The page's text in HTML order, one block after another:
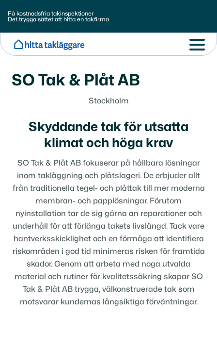
Få kostnadsfria takinspektioner
Det trygga sättet att hitta en takfirma
SO Tak & Plåt AB
Stockholm
Skyddande tak för utsatta
klimat och höga krav
SO Tak & Plåt AB fokuserar på hållbara lösningar
inom takläggning och plåtslageri. De erbjuder allt
från traditionella tegel- och plåttak till mer moderna
membran- och papplösningar. Förutom
nyinstallation tar de sig gärna an reparationer och
underhåll för att förlänga takets livslängd. Tack vare
hantverksskicklighet och en förmåga att identifiera
riskområden i god tid minimeras risken för framtida
skador. Genom att arbeta med noga utvalda
material och rutiner för kvalitetssäkring skapar SO
Tak & Plåt AB trygga, välkonstruerade tak som
motsvarar kundernas långsiktiga förväntningar.